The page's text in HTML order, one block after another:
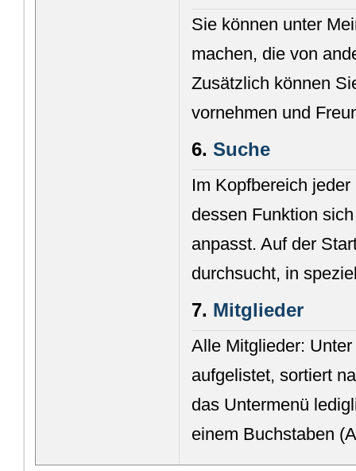
Sie können unter
machen, die von
Zusätzlich können
vornehmen und
6.Suche
Im Kopfbereich
dessen Funktion
anpasst. Auf der
durchsucht, in
7. Mitglieder
Alle Mitglieder:
aufgelistet, sortiert
das Untermenü
einem Buchstaben